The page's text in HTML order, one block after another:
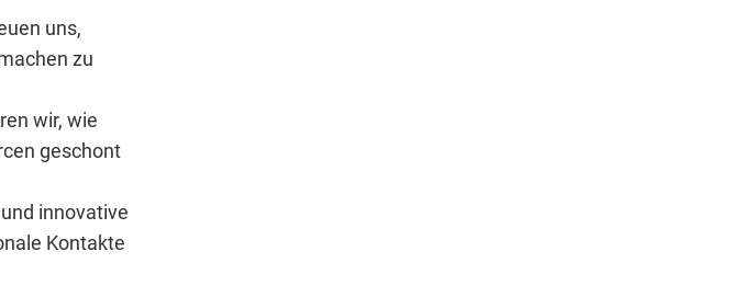
uns,
zu
wir, wie
geschont
innovative
Kontakte
zu aktivieren. Hierbei werden können anonymisierte Daten an